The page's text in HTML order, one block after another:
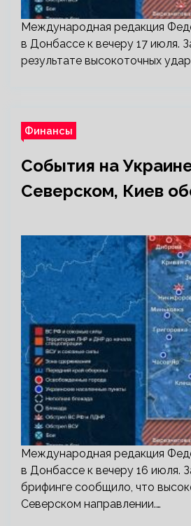
Международная редакция
в Донбассе к вечеру 17 июля.
результате высокоточных
Финансы
События на
Северском, Киев
Международная редакция
в Донбассе к вечеру 16
брифинге сообщило, что
Северском направлении.…